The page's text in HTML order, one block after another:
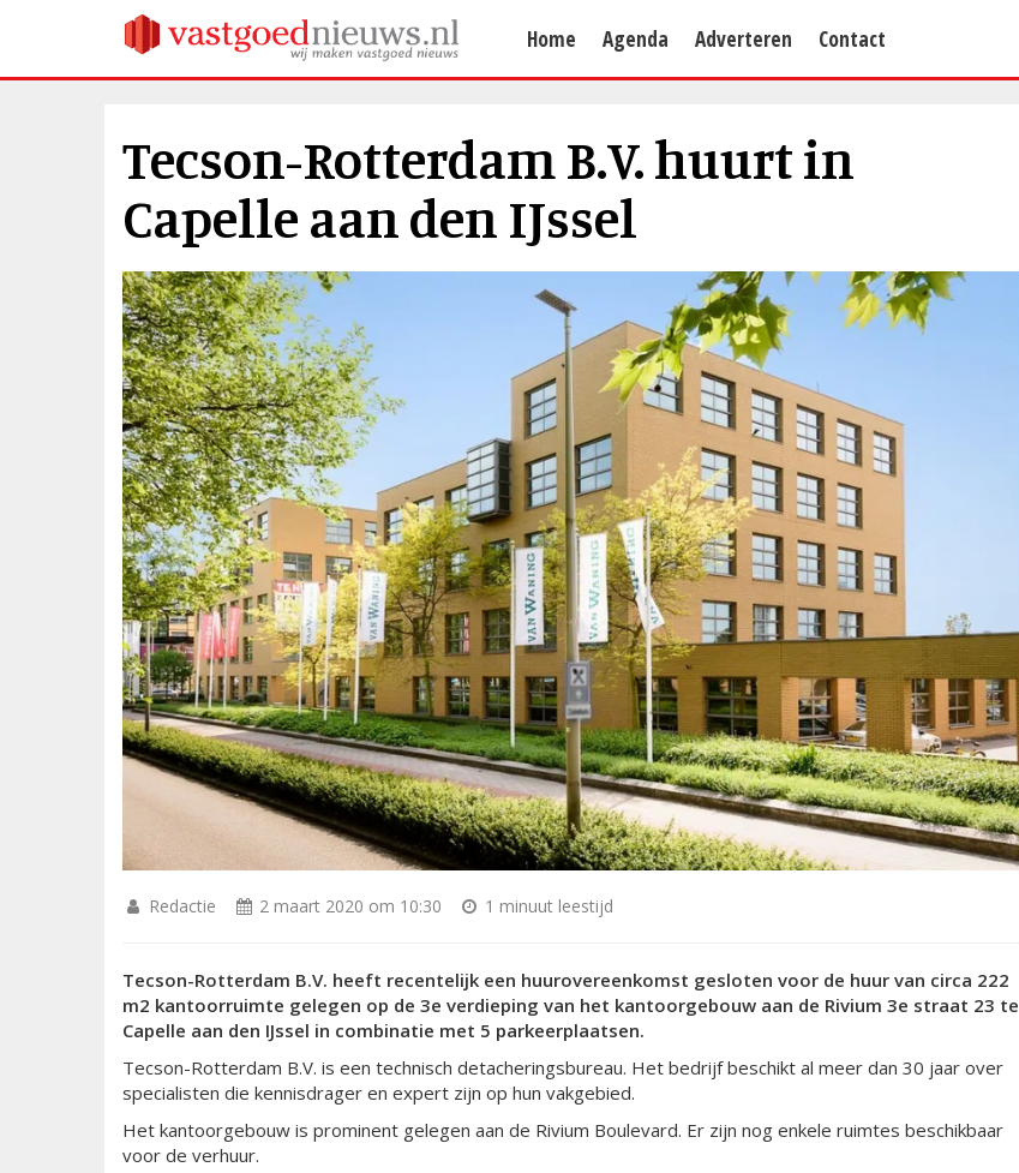
Home Agenda Adverteren Contact
Tecson-Rotterdam B.V. huurt in
Capelle aan den IJssel
Redactie 2 maart 2020 om 10:30 1 minuut leestijd
Tecson-Rotterdam B.V. heeft recentelijk een huurovereenkomst gesloten voor de huur van circa 222
m2 kantoorruimte gelegen op de 3e verdieping van het kantoorgebouw aan de Rivium 3e straat 23 te
Capelle aan den IJssel in combinatie met 5 parkeerplaatsen.
Tecson-Rotterdam B.V. is een technisch detacheringsbureau. Het bedrijf beschikt al meer dan 30 jaar over
specialisten die kennisdrager en expert zijn op hun vakgebied.
Het kantoorgebouw is prominent gelegen aan de Rivium Boulevard. Er zijn nog enkele ruimtes beschikbaar
voor de verhuur.